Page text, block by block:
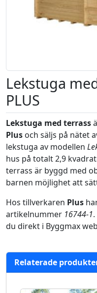
Lekstuga
PLUS
Lekstuga med terrass
Plus och säljs på nätet
lekstuga av modellen
hus på totalt 2,9
terrass är byggd med
barnen möjlighet att
Hos tillverkaren Plus
artikelnummer 16744-1
du direkt i Byggmax
Relaterade